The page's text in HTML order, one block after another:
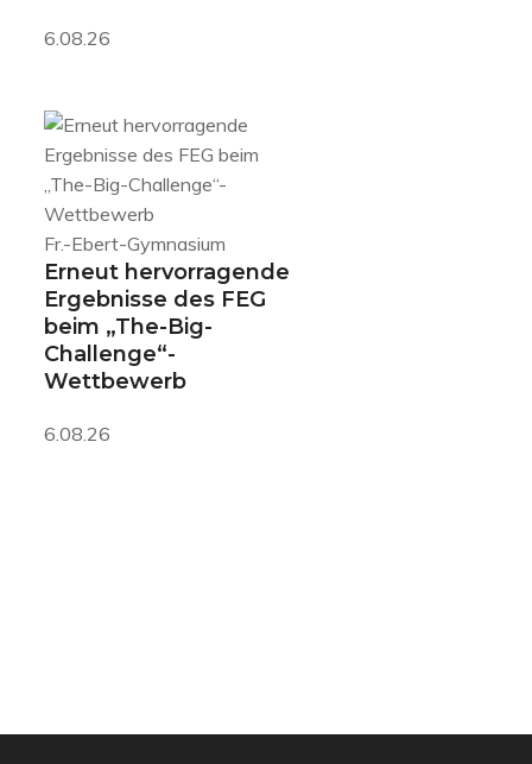
6.08.26
Fr.-Ebert-Gymnasium
Erneut hervorragende
Ergebnisse des FEG
beim „The-Big-
Challenge“-
Wettbewerb
6.08.26